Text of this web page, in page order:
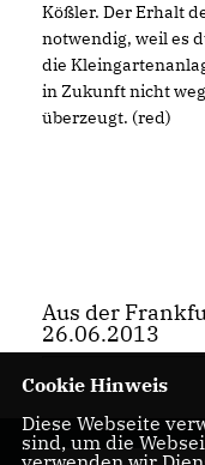
Kößler. Der Erhalt
notwendig, weil es
die
in Zukunft nicht
überzeugt. (red)
Aus der
26.06.2013
Cookie Hinweis
Diese Webseite
sind, um die